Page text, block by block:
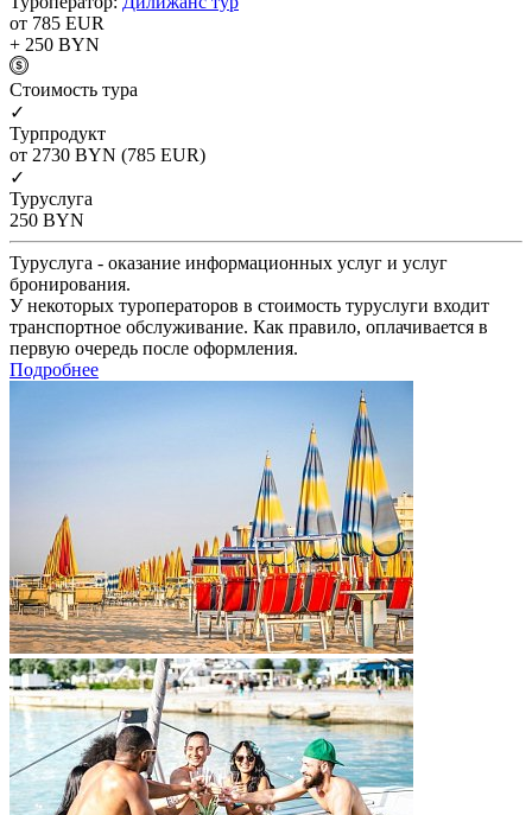
от 785 EUR
+ 250 BYN
Cтоимость тура
✓
Турпродукт
от 2730 BYN (785 EUR)
✓
Туруслуга
250 BYN
Туруслуга - оказание информационных услуг и услуг
бронирования.
У некоторых туроператоров в стоимость туруслуги входит
транспортное обслуживание. Как правило, оплачивается в
первую очередь после оформления.
Подробнее